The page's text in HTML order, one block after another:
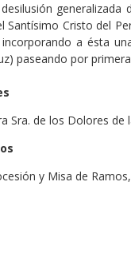
Santísimo Cristo del
a ésta
paseando por
Sra. de los Dolores de
y Misa de